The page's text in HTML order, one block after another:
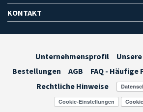
KONTAKT
Unternehmensprofil
Bestellungen
AGB FAQ - Häufige
Rechtliche Hinweise
Cookie-Einstellungen